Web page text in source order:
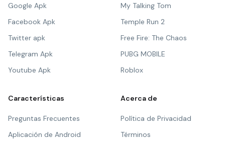
Google Apk
Facebook Apk
Twitter apk
Telegram Apk
Youtube Apk
My Talking Tom
Temple Run 2
Free Fire: The Chaos
PUBG MOBILE
Roblox
Características
Preguntas Frecuentes
Aplicación de Android
Acerca de
Política de Privacidad
Términos